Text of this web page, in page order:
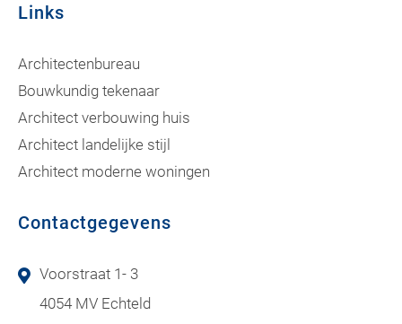
Links
Architectenbureau
Bouwkundig tekenaar
Architect verbouwing huis
Architect landelijke stijl
Architect moderne woningen
Contactgegevens
Voorstraat 1- 3
4054 MV Echteld